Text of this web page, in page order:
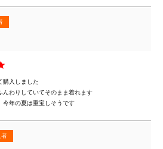
購入しました
んわりしていてそのまま着れます
今年の夏は重宝しそうです
者